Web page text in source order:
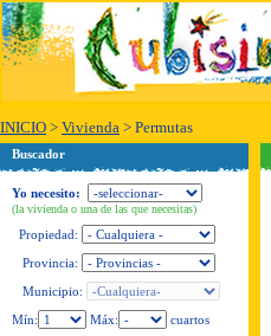
INICIO > Vivienda > Permutas
Buscador
Yo necesito:
(la vivienda o una de las que necesitas)
Propiedad:
Provincia:
Municipio:
Mín:
Máx:
cuartos